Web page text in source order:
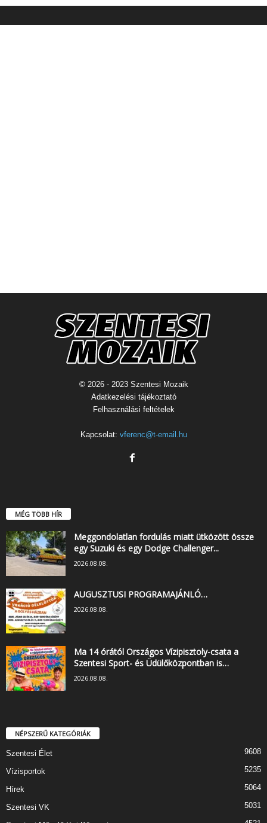
© 2026 - 2023 Szentesi Mozaik
Adatkezelési tájékoztató
Felhasználási feltételek
Kapcsolat: vferenc@t-email.hu
MÉG TÖBB HÍR
Meggondolatlan fordulás miatt ütközött össze
egy Suzuki és egy Dodge Challenger...
2026.08.08.
AUGUSZTUSI PROGRAMAJÁNLÓ…
2026.08.08.
Ma 14 órától Országos Vízipisztoly-csata a
Szentesi Sport- és Üdülőközpontban is…
2026.08.08.
NÉPSZERŰ KATEGÓRIÁK
Szentesi Élet 9608
Vízisportok 5235
Hírek 5064
Szentesi VK 5031